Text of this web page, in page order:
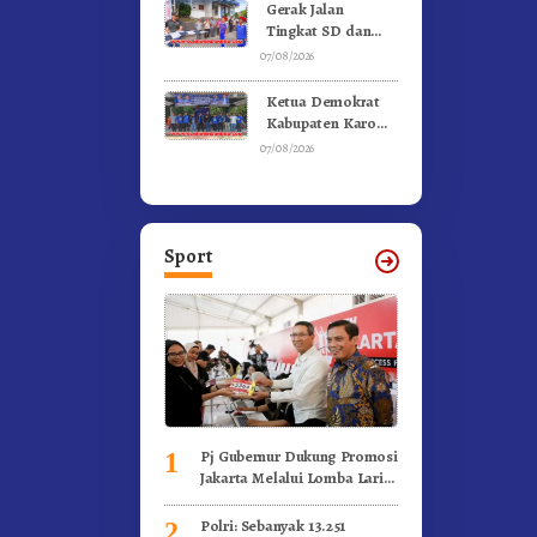
Gerak Jalan
Tingkat SD dan
SMP Untuk
Ke-81 Dibuka
Sekda Karo
07/08/2026
Ketua Demokrat
Kabupaten Karo
Pimpin Laskar Biru
07/08/2026
Sport
1
Pj Gubernur Dukung Promosi
Jakarta Melalui Lomba Lari
Polri: Sebanyak 13.251